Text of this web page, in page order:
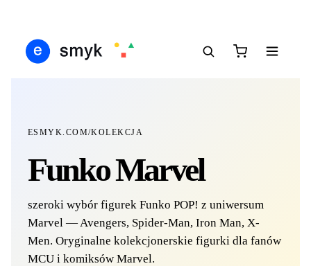
ESMYK.COM/KOLEKCJA
Funko Marvel
szeroki wybór figurek Funko POP! z uniwersum
Marvel — Avengers, Spider-Man, Iron Man, X-
Men. Oryginalne kolekcjonerskie figurki dla fanów
MCU i komiksów Marvel.